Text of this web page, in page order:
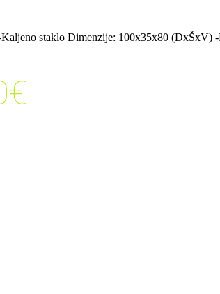
staklo Dimenzije: 100x35x80 (DxŠxV)